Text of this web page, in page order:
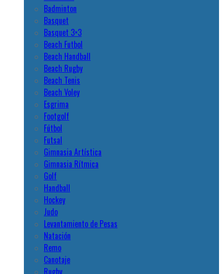
Badminton
Basquet
Basquet 3×3
Beach Futbol
Beach Handball
Beach Rugby
Beach Tenis
Beach Voley
Esgrima
Footgolf
Fútbol
Futsal
Gimnasia Artística
Gimnasia Rítmica
Golf
Handball
Hockey
Judo
Levantamiento de Pesas
Natación
Remo
Canotaje